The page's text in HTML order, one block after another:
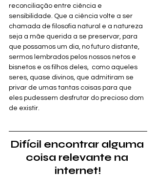
reconciliação entre ciência e
sensibilidade. Que a ciência volte a ser
chamada de filosofia natural e a natureza
seja a mãe querida a se preservar, para
que possamos um dia, no futuro distante,
sermos lembrados pelos nossos netos e
bisnetos e os filhos deles,  como aqueles
seres, quase divinos, que admitiram se
privar de umas tantas coisas para que
eles pudessem desfrutar do precioso dom
de existir.
Difícil encontrar alguma
coisa relevante na
internet!